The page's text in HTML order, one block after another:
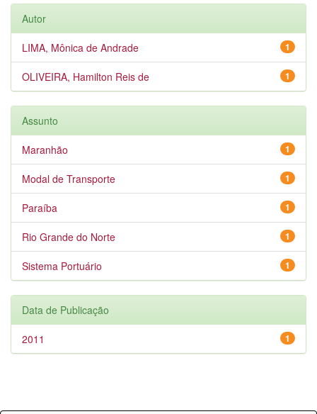
Autor
1
LIMA, Mônica de Andrade
1
OLIVEIRA, Hamilton Reis de
Assunto
1
Maranhão
1
Modal de Transporte
1
Paraíba
1
Rio Grande do Norte
1
Sistema Portuário
Data de Publicação
1
2011